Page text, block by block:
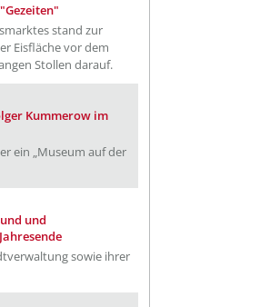
stand zur
Eisfläche vor dem
Stollen darauf.
Kummerow im
ein „Museum auf der
und
sowie ihrer